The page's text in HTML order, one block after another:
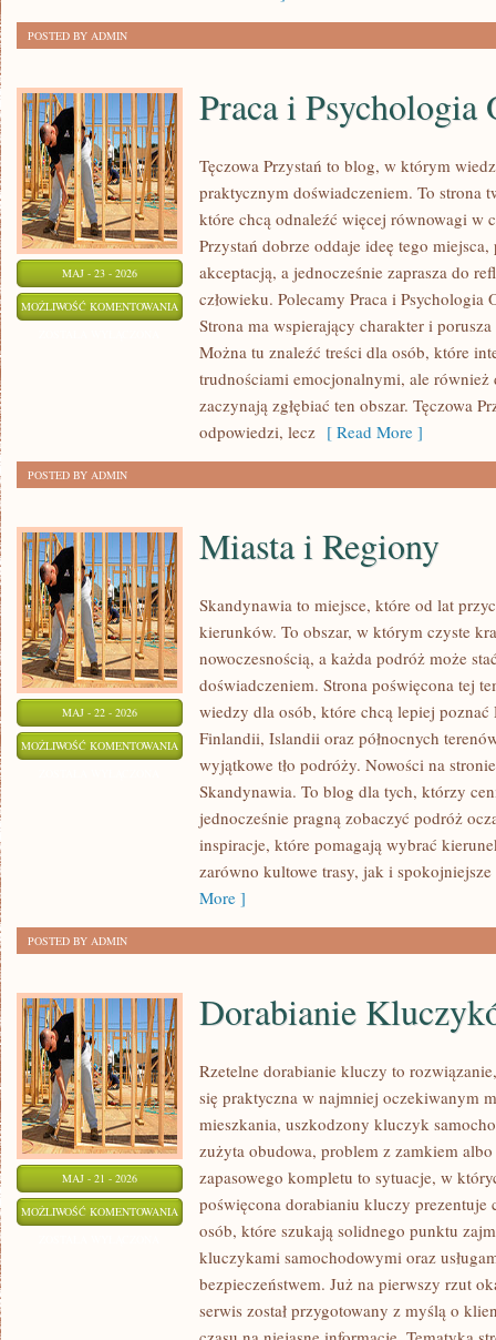
POSTED BY ADMIN
MAJ - 23 - 2026
MOŻLIWOŚĆ KOMENTOWANIA PRACA
PSYCHOLOGIA
ORGANIZACJI
Praca i Psychologia
Tęczowa Przystań to blog, w którym
praktycznym doświadczeniem. To strona
które chcą odnaleźć więcej równowagi w
Przystań dobrze oddaje ideę tego
akceptacją, a jednocześnie zaprasza do
człowieku. Polecamy Praca i
Strona ma wspierający charakter i
Można tu znaleźć treści dla osób, które
trudnościami emocjonalnymi, ale
zaczynają zgłębiać ten obszar. Tęczowa
odpowiedzi, lecz [ Read More ]
POSTED BY ADMIN
MAJ - 22 - 2026
MOŻLIWOŚĆ KOMENTOWANIA MIASTA
REGIONY
Miasta i Regiony
Skandynawia to miejsce, które od lat
kierunków. To obszar, w którym czyste
nowoczesnością, a każda podróż może
doświadczeniem. Strona poświęcona tej
wiedzy dla osób, które chcą lepiej
Finlandii, Islandii oraz północnych
wyjątkowe tło podróży. Nowości na
Skandynawia. To blog dla tych, którzy
jednocześnie pragną zobaczyć podróż
inspiracje, które pomagają wybrać
zarówno kultowe trasy, jak i
More ]
POSTED BY ADMIN
MAJ - 21 - 2026
MOŻLIWOŚĆ KOMENTOWANIA DORABIANIE
KLUCZYKÓW
Dorabianie
Rzetelne dorabianie kluczy to
się praktyczna w najmniej oczekiwanym
mieszkania, uszkodzony kluczyk
zużyta obudowa, problem z zamkiem
zapasowego kompletu to sytuacje, w
poświęcona dorabianiu kluczy prezentuje
osób, które szukają solidnego punktu
kluczykami samochodowymi oraz
bezpieczeństwem. Już na pierwszy rzut
serwis został przygotowany z myślą o